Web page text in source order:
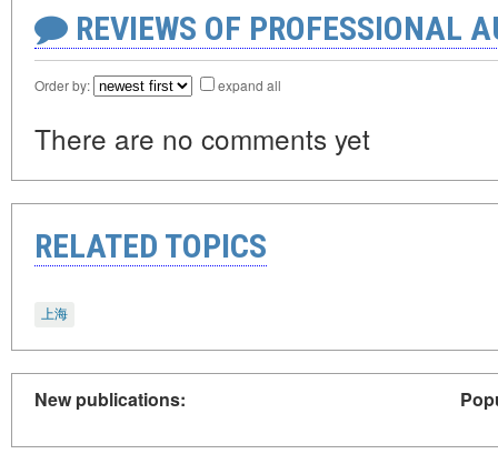
REVIEWS OF PROFESSIONAL
Order by: expand all
There are no comments yet
RELATED TOPICS
上海
New publications: